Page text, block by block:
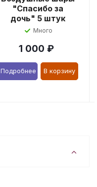
"Спасибо за
дочь" 5 штук
Много
1 000 ₽
Подробнее В корзину